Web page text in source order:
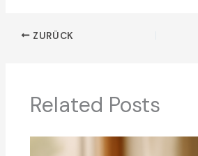
ZURÜCK
Related Posts